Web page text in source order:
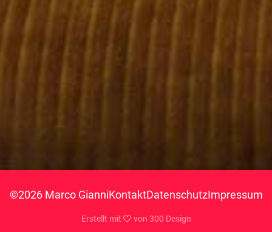
©2026 Marco GianniKontaktDatenschutzImpressum
Erstellt mit von 300 Design